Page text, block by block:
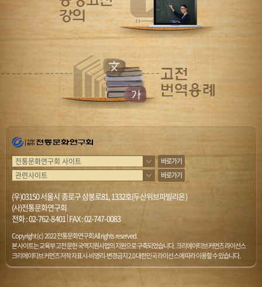
바로가기
바로가기
(우)03150 서울시 종로구 삼봉로81, 1332호(두산위브파빌리온)
(사)전통문화연구회
전화 :02-762-8401|FAX : 02-747-0083
Copyright (c) 2022 전통문화연구회 All rights reserved.
본 사이트는 교육부 고전문헌 국역지원사업의 지원으로 구축되었습니다. 크리에이티브 커먼즈 라이선스
크리에이티브 커먼즈 저작자표시-비영리-변경금지 2.0 대한민국 라이선스에 따라 이용할 수 있습니다.